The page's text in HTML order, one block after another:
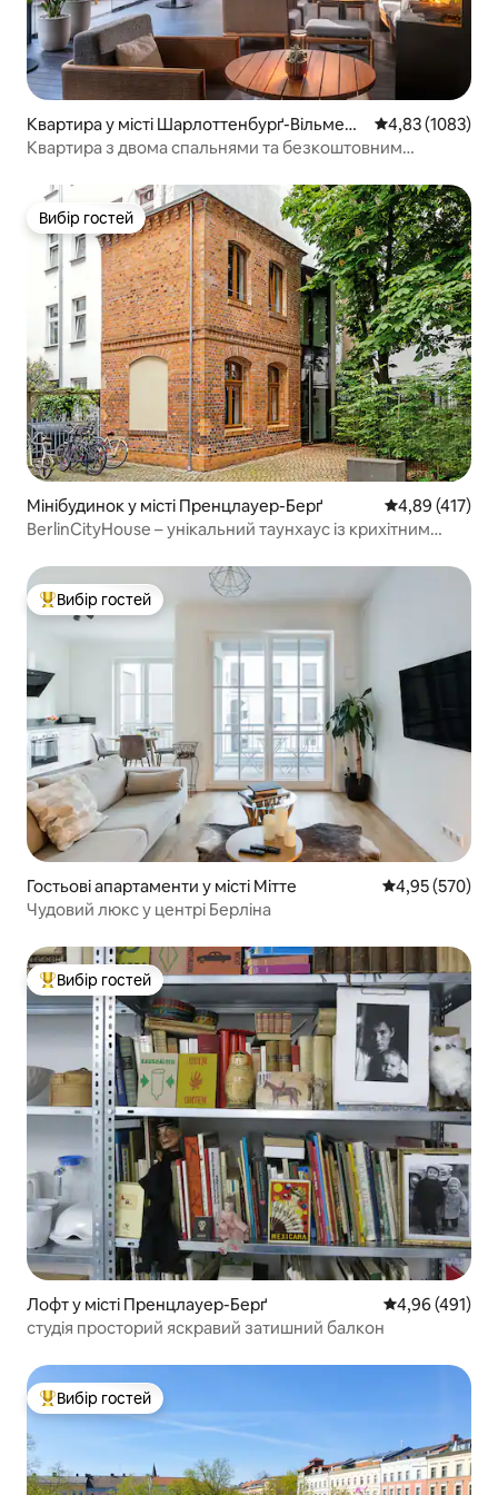
Квартира у місті Шарлоттенбурґ-Вільмерс
дорф
Середня
4,83 (1083)
Квартира з двома спальнями та безкоштовним
Вибір гостей
Вибір гостей
Мінібудинок у місті Пренцлауер-Берґ Середня
4,89 (417)
BerlinCityHouse – унікальний таунхаус із крихітним
Топ вибір гостей
Вибір гостей
Гостьові апартаменти у місті Мітте Середня
4,95 (570)
Чудовий люкс у центрі Берліна
Топ вибір гостей
Вибір гостей
Лофт у місті Пренцлауер-Берґ Середня
4,96 (491)
студія просторий яскравий затишний балкон
Топ вибір гостей
Вибір гостей